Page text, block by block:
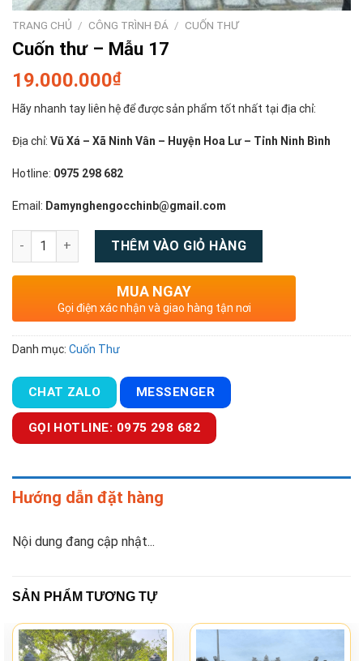
TRANG CHỦ / CÔNG TRÌNH ĐÁ / CUỐN THƯ
Cuốn thư – Mẫu 17
19.000.000₫
Hãy nhanh tay liên hệ để được sản phẩm tốt nhất tại địa chỉ:
Địa chỉ: Vũ Xá – Xã Ninh Vân – Huyện Hoa Lư – Tỉnh Ninh Bình
Hotline: 0975 298 682
Email: Damynghengocchinb@gmail.com
Số lượng THÊM VÀO GIỎ HÀNG
MUA NGAY
Gọi điện xác nhận và giao hàng tận nơi
Danh mục: Cuốn Thư
CHAT ZALO MESSENGER
GỌI HOTLINE: 0975 298 682
Hướng dẫn đặt hàng
Nội dung đang cập nhật...
SẢN PHẨM TƯƠNG TỰ